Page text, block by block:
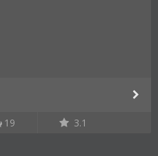
19 3.1